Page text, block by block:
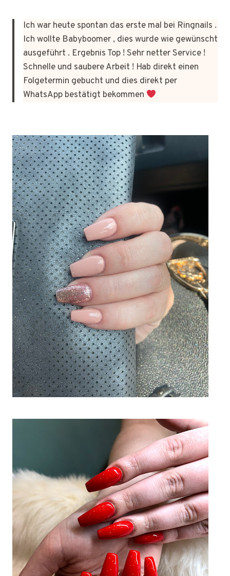
Ich war heute spontan das erste mal bei Ringnails .
Ich wollte Babyboomer , dies wurde wie gewünscht
ausgeführt . Ergebnis Top ! Sehr netter Service !
Schnelle und saubere Arbeit ! Hab direkt einen
Folgetermin gebucht und dies direkt per
WhatsApp bestätigt bekommen